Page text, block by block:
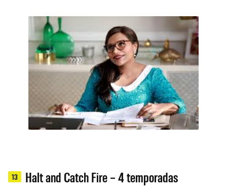
13 Halt and Catch Fire – 4 temporadas